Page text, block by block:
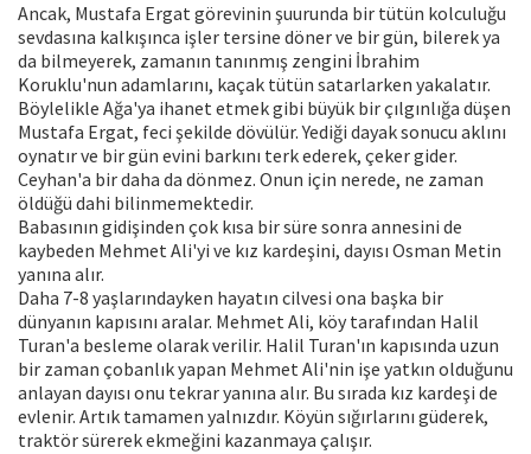
Ancak, Mustafa Ergat görevinin şuurunda bir tütün kolculuğu
sevdasına kalkışınca işler tersine döner ve bir gün, bilerek ya
da bilmeyerek, zamanın tanınmış zengini İbrahim
Koruklu'nun adamlarını, kaçak tütün satarlarken yakalatır.
Böylelikle Ağa'ya ihanet etmek gibi büyük bir çılgınlığa düşen
Mustafa Ergat, feci şekilde dövülür. Yediği dayak sonucu aklını
oynatır ve bir gün evini barkını terk ederek, çeker gider.
Ceyhan'a bir daha da dönmez. Onun için nerede, ne zaman
öldüğü dahi bilinmemektedir.
Babasının gidişinden çok kısa bir süre sonra annesini de
kaybeden Mehmet Ali'yi ve kız kardeşini, dayısı Osman Metin
yanına alır.
Daha 7-8 yaşlarındayken hayatın cilvesi ona başka bir
dünyanın kapısını aralar. Mehmet Ali, köy tarafından Halil
Turan'a besleme olarak verilir. Halil Turan'ın kapısında uzun
bir zaman çobanlık yapan Mehmet Ali'nin işe yatkın olduğunu
anlayan dayısı onu tekrar yanına alır. Bu sırada kız kardeşi de
evlenir. Artık tamamen yalnızdır. Köyün sığırlarını güderek,
traktör sürerek ekmeğini kazanmaya çalışır.